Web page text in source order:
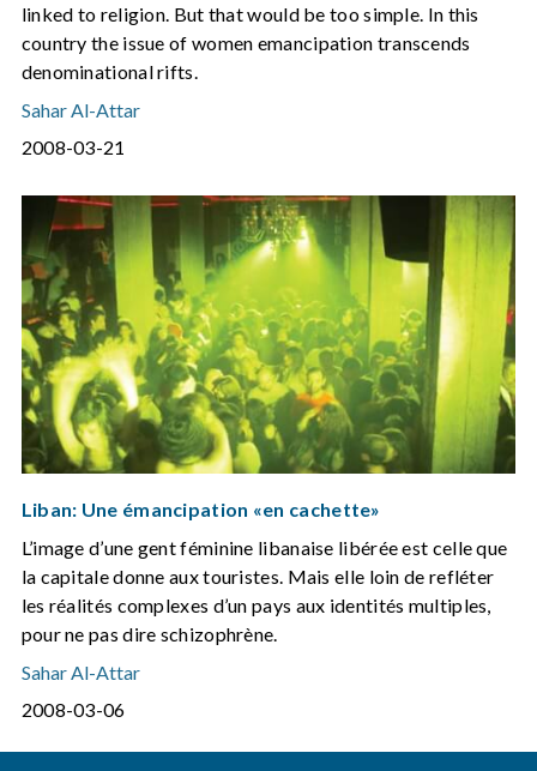
linked to religion. But that would be too simple. In this
country the issue of women emancipation transcends
denominational rifts.
Sahar Al-Attar
2008-03-21
Liban: Une émancipation «en cachette»
L’image d’une gent féminine libanaise libérée est celle que
la capitale donne aux touristes. Mais elle loin de refléter
les réalités complexes d’un pays aux identités multiples,
pour ne pas dire schizophrène.
Sahar Al-Attar
2008-03-06